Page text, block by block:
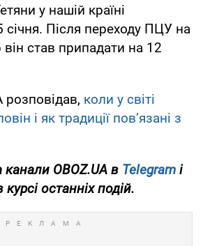
у нашій країні
січня. Після переходу ПЦУ на
став припадати на 12
розповідав, коли у світі
і як традиції пов’язані з
канали OBOZ.UA в Telegram і
останніх подій.